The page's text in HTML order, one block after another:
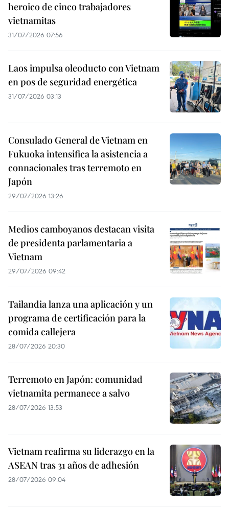
heroico de cinco trabajadores
vietnamitas
31/07/2026 07:56
Laos impulsa oleoducto con Vietnam
en pos de seguridad energética
31/07/2026 03:13
Consulado General de Vietnam en
Fukuoka intensifica la asistencia a
connacionales tras terremoto en
Japón
29/07/2026 13:26
Medios camboyanos destacan visita
de presidenta parlamentaria a
Vietnam
29/07/2026 09:42
Tailandia lanza una aplicación y un
programa de certificación para la
comida callejera
28/07/2026 20:30
Terremoto en Japón: comunidad
vietnamita permanece a salvo
28/07/2026 13:53
Vietnam reafirma su liderazgo en la
ASEAN tras 31 años de adhesión
28/07/2026 09:04